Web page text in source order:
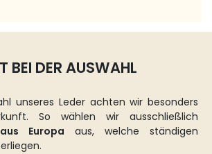
BEI DER AUSWAHL
unseres Leder achten wir besonders
So wählen wir ausschließlich
Europa aus, welche ständigen